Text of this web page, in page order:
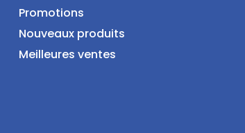
Promotions
Nouveaux produits
Meilleures ventes